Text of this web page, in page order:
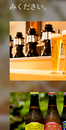
みください。